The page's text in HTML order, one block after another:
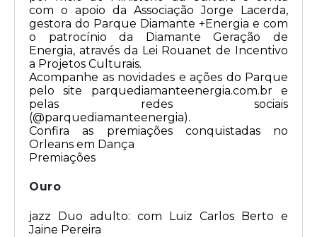
com o apoio da Associação Jorge Lacerda,
gestora do Parque Diamante +Energia e com
o patrocínio da Diamante Geração de
Energia, através da Lei Rouanet de Incentivo
a Projetos Culturais.
Acompanhe as novidades e ações do Parque
pelo site parquediamanteenergia.com.br e
pelas redes sociais
(@parquediamanteenergia).
Confira as premiações conquistadas no
Orleans em Dança
Premiações
Ouro
jazz Duo adulto: com Luiz Carlos Berto e
Jaine Pereira